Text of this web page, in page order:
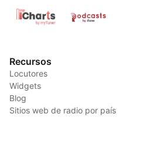
Recursos
Locutores
Widgets
Blog
Sitios web de radio por país